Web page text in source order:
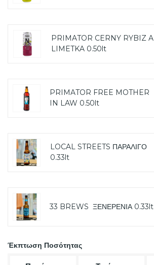
PRIMATOR CERNY RYBIZ A
LIMETKA 0.50lt
PRIMATOR FREE MOTHER
IN LAW 0.50lt
LOCAL STREETS ΠΑΡΑΛΙΓΟ
0.33lt
33 BREWS ΞΕΝΕΡΕΝΙΑ 0.33lt
Έκπτωση Ποσότητας